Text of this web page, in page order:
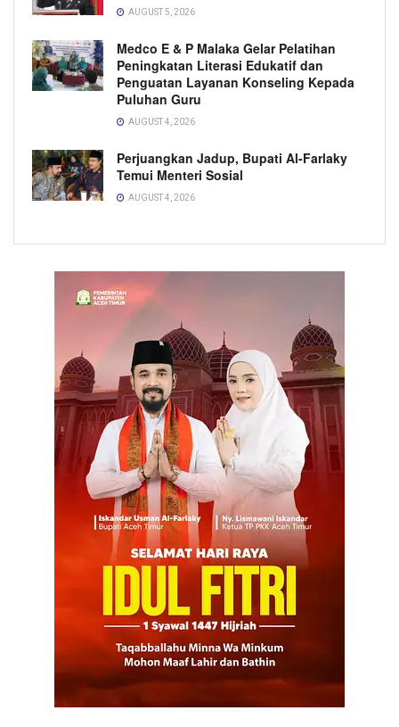
AUGUST 5, 2026
Medco E & P Malaka Gelar Pelatihan
Peningkatan Literasi Edukatif dan
Penguatan Layanan Konseling Kepada
Puluhan Guru
AUGUST 4, 2026
Perjuangkan Jadup, Bupati Al-Farlaky
Temui Menteri Sosial
AUGUST 4, 2026